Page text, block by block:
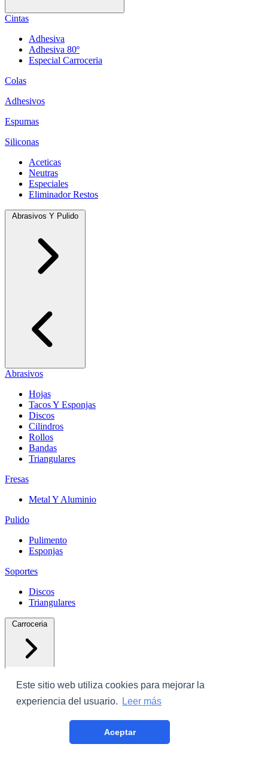
Este sitio web utiliza cookies para mejorar la
experiencia del usuario.
Leer más
Aceptar
Cintas
Adhesiva
Adhesiva 80º
Especial Carroceria
Colas
Adhesivos
Espumas
Siliconas
Aceticas
Neutras
Especiales
Eliminador Restos
Abrasivos Y Pulido
Abrasivos
Hojas
Tacos Y Esponjas
Discos
Cilindros
Rollos
Bandas
Triangulares
Fresas
Metal Y Aluminio
Pulido
Pulimento
Esponjas
Soportes
Discos
Triangulares
Carroceria
Plastico Con Cinta